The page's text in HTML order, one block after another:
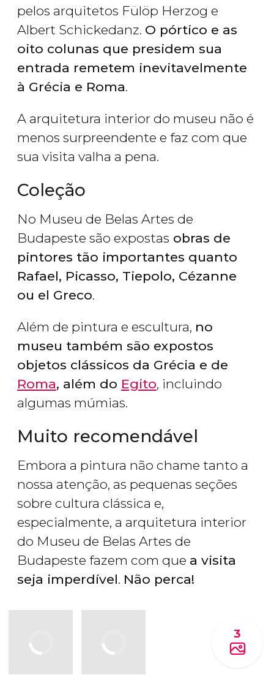
pelos arquitetos Fülöp Herzog e
Albert Schickedanz. O pórtico e as
oito colunas que presidem sua
entrada remetem inevitavelmente
à Grécia e Roma.
A arquitetura interior do museu não é
menos surpreendente e faz com que
sua visita valha a pena.
Coleção
No Museu de Belas Artes de
Budapeste são expostas obras de
pintores tão importantes quanto
Rafael, Picasso, Tiepolo, Cézanne
ou el Greco.
Além de pintura e escultura, no
museu também são expostos
objetos clássicos da Grécia e de
Roma, além do Egito, incluindo
algumas múmias.
Muito recomendável
Embora a pintura não chame tanto a
nossa atenção, as pequenas seções
sobre cultura clássica e,
especialmente, a arquitetura interior
do Museu de Belas Artes de
Budapeste fazem com que a visita
seja imperdível. Não perca!
3